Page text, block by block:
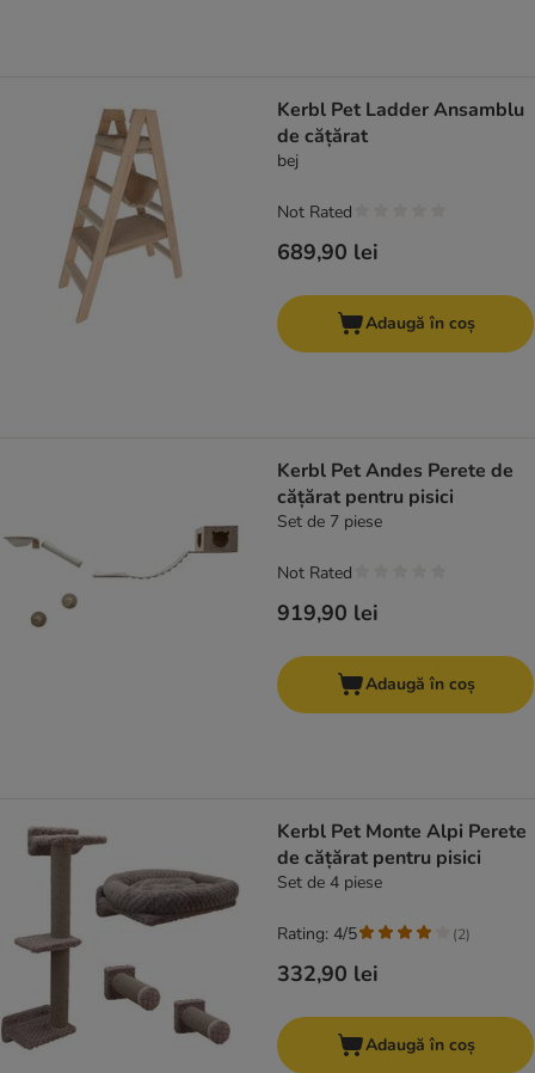
Kerbl Pet Ladder Ansamblu
de cățărat
bej
689,90 lei
Not Rated
Adaugă în coș
Kerbl Pet Andes Perete de
cățărat pentru pisici
Set de 7 piese
919,90 lei
Not Rated
Adaugă în coș
Kerbl Pet Monte Alpi Perete
de cățărat pentru pisici
Set de 4 piese
332,90 lei
Rating: 4/5 (2)
Adaugă în coș